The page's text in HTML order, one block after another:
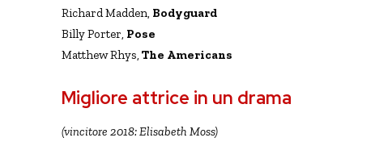
Richard Madden, Bodyguard
Billy Porter, Pose
Matthew Rhys, The Americans
Migliore attrice in un drama
(vincitore 2018: Elisabeth Moss)